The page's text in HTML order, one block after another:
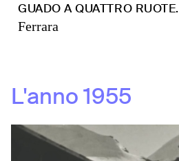
GUADO A QUATTRO RUOTE.
Ferrara
L'anno1955